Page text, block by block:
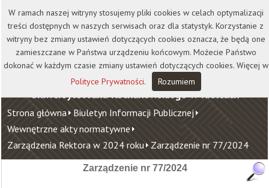
Kontakt Biblioteka
Wydawnictwo
Wirtualna Uczelnia
Uniwersytet Jana Kochanowskiego w Kielcach
Strona główna Biuletyn Informacji Publicznej
Wewnętrzne akty normatywne
Zarządzenia Rektora w 2024 roku Zarządzenie nr 77/2024
Zarządzenie nr 77/2024
W ramach naszej witryny stosujemy pliki cookies w celach optymalizacji
treści dostępnych w naszych serwisach oraz dla statystyk. Korzystanie z
witryny bez zmiany ustawień dotyczących cookies oznacza, że będą one
zamieszczane w Państwa urządzeniu końcowym. Możecie Państwo
dokonać w każdym czasie zmiany ustawień dotyczących cookies. Więcej w
Polityce Prywatności. Rozumiem